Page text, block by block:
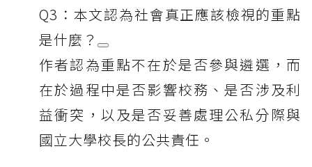
Q3：本文認為社會真正應該檢視的重點
是什麼？
作者認為重點不在於是否參與遴選，而
在於過程中是否影響校務、是否涉及利
益衝突，以及是否妥善處理公私分際與
國立大學校長的公共責任。